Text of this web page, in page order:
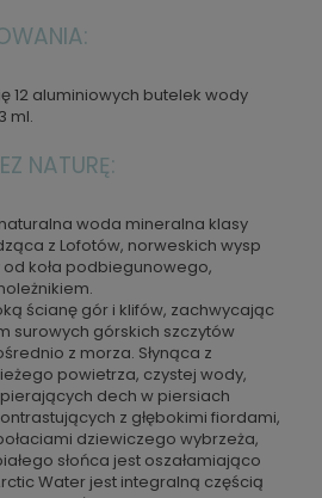
12 aluminiowych butelek wody
ml.
NATURĘ:
woda mineralna klasy
z Lofotów, norweskich wysp
od koła podbiegunowego,
ścianę gór i klifów, zachwycając
surowych górskich szczytów
z morza. Słynąca z
powietrza, czystej wody,
dech w piersiach
z głębokimi fiordami,
dziewiczego wybrzeża,
słońca jest oszałamiająco
Water jest integralną częścią